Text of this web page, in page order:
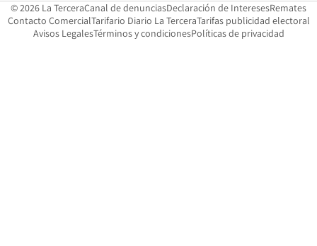
© 2026 La TerceraCanal de denunciasOpens in new window
Declaración de InteresesOpens in
Remates
Contacto ComercialOpens in new window
Tarifario Diario La TerceraOpens in new window
Tarifas publicidad electoral
Avisos LegalesOpens in new window
Términos y condicionesPolíticas de privacidad